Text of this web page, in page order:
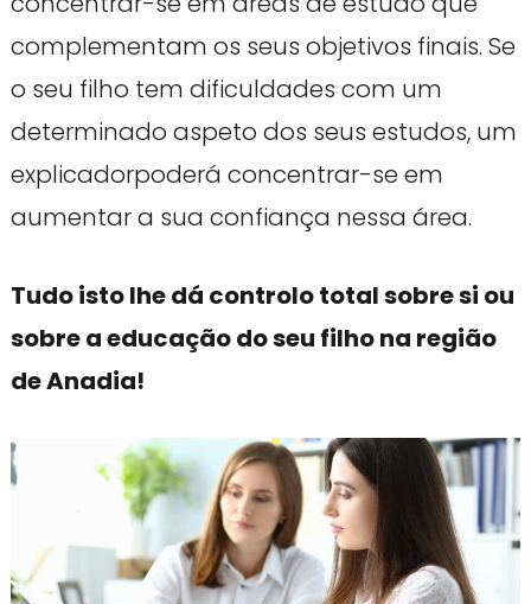
complementam os seus objetivos finais. Se
o seu filho tem dificuldades com um
determinado aspeto dos seus estudos, um
explicadorpoderá concentrar-se em
aumentar a sua confiança nessa área.
Tudo isto lhe dá controlo total sobre si ou
sobre a educação do seu filho na região
de Anadia!